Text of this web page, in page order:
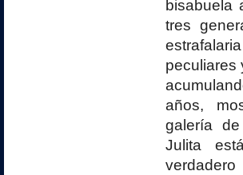
bisabuela
tres
peculiares
años,
galería
Julita